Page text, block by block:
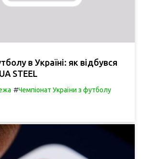
в Україні: як відбувся
STEEL
#Чемпіонат України з футболу